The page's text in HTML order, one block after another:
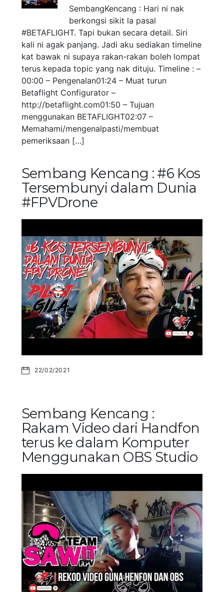
SembangKencang : Hari ni nak
berkongsi sikit la pasal
#BETAFLIGHT. Tapi bukan secara detail. Siri
kali ni agak panjang. Jadi aku sediakan timeline
kat bawak ni supaya rakan-rakan boleh lompat
terus kepada topic yang nak dituju. Timeline : –
00:00 – Pengenalan01:24 – Muat turun
Betaflight Configurator –
http://betaflight.com01:50 – Tujuan
menggunakan BETAFLIGHT02:07 –
Memahami/mengenalpasti/membuat
pemeriksaan […]
Sembang Kencang : #6 Kos
Tersembunyi dalam Dunia
#FPVDrone
22/02/2021
Sembang Kencang :
Rakam Video dari Handfon
terus ke dalam Komputer
Menggunakan OBS Studio